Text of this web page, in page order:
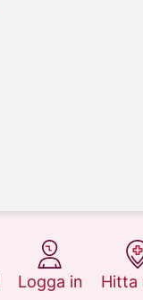
Logga in
på 1177.se
Hitta
på